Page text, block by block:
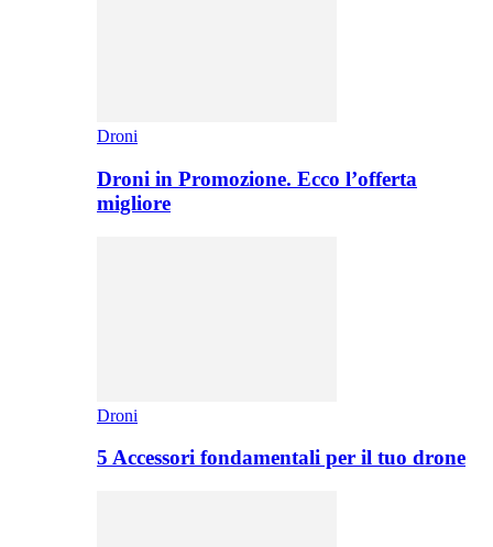
Droni
Droni in Promozione. Ecco l’offerta
migliore
Droni
5 Accessori fondamentali per il tuo drone